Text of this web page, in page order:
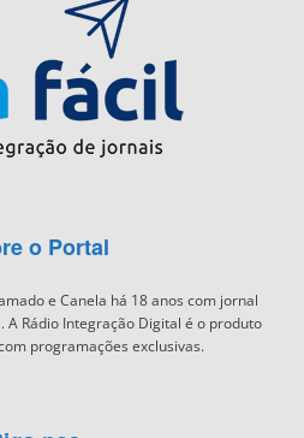
o Portal
e Canela há 18 anos com jornal
Rádio Integração Digital é o produto
programações exclusivas.